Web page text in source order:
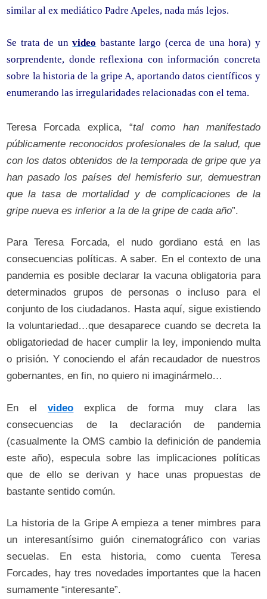
similar al ex mediático Padre Apeles, nada más lejos.
Se trata de unvideo bastante largo (cerca de una hora) y
sorprendente, donde reflexiona con información concreta
sobre la historia de la gripe A, aportando datos científicos y
enumerando las irregularidades relacionadas con el tema.
Teresa Forcada explica, “tal como han manifestado
públicamente reconocidos profesionales de la salud, que
con los datos obtenidos de la temporada de gripe que ya
han pasado los países del hemisferio sur, demuestran
que la tasa de mortalidad y de complicaciones de la
gripe nueva es inferior a la de la gripe de cada año”.
Para Teresa Forcada, el nudo gordiano está en las
consecuencias políticas. A saber. En el contexto de una
pandemia es posible declarar la vacuna obligatoria para
determinados grupos de personas o incluso para el
conjunto de los ciudadanos. Hasta aquí, sigue existiendo
la voluntariedad…que desaparece cuando se decreta la
obligatoriedad de hacer cumplir la ley, imponiendo multa
o prisión. Y conociendo el afán recaudador de nuestros
gobernantes, en fin, no quiero ni imaginármelo…
En elvideo explica de forma muy clara las
consecuencias de la declaración de pandemia
(casualmente la OMS cambio la definición de pandemia
este año), especula sobre las implicaciones políticas
que de ello se derivan y hace unas propuestas de
bastante sentido común.
La historia de la Gripe A empieza a tener mimbres para
un interesantísimo guión cinematográfico con varias
secuelas. En esta historia, como cuenta Teresa
Forcades, hay tres novedades importantes que la hacen
sumamente “interesante”.